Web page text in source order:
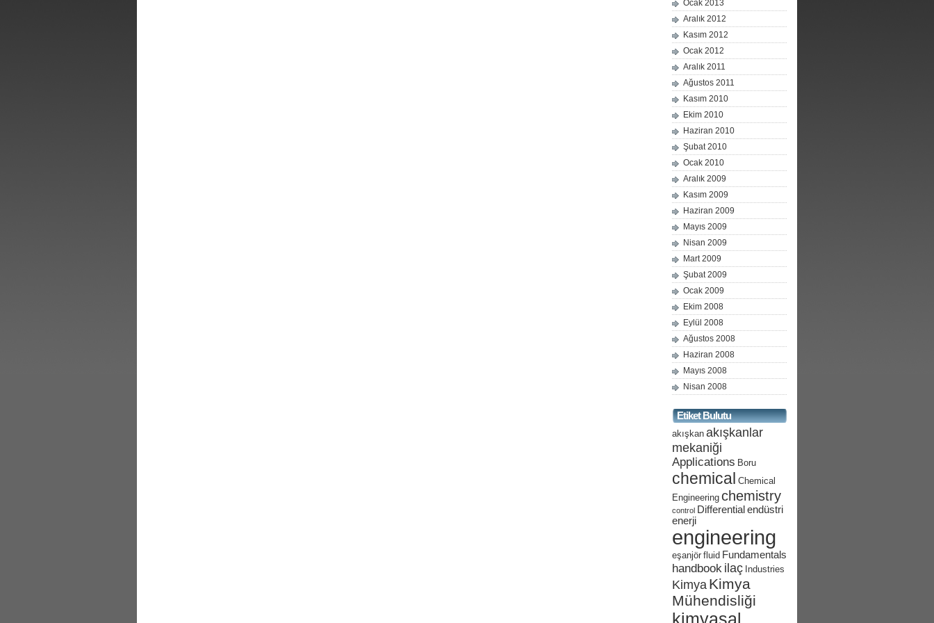
Ocak 2013
Aralık 2012
Kasım 2012
Ocak 2012
Aralık 2011
Ağustos 2011
Kasım 2010
Ekim 2010
Haziran 2010
Şubat 2010
Ocak 2010
Aralık 2009
Kasım 2009
Haziran 2009
Mayıs 2009
Nisan 2009
Mart 2009
Şubat 2009
Ocak 2009
Ekim 2008
Eylül 2008
Ağustos 2008
Haziran 2008
Mayıs 2008
Nisan 2008
Etiket Bulutu
akışkan akışkanlar
mekaniği
Applications Boru
chemical Chemical
Engineering chemistry
control Differential endüstri
enerji
engineering
eşanjör fluid Fundamentals
handbook ilaç Industries
Kimya Kimya
Mühendisliği
kimyasal